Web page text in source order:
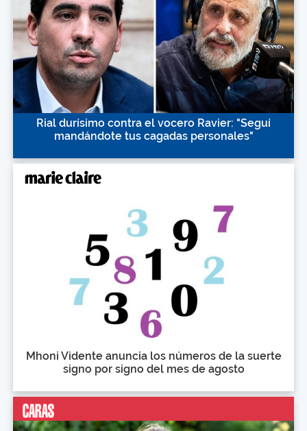
Rial durísimo contra el vocero Ravier: "Seguí
mandándote tus cagadas personales"
Mhoni Vidente anuncia los números de la suerte
signo por signo del mes de agosto